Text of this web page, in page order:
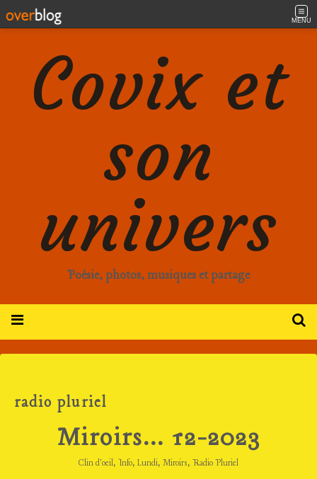
MENU
Covix et
son
univers
Poésie, photos, musiques et partage
radio pluriel
Miroirs... 12-2023
Clin d'oeil, Info, Lundi, Miroirs, Radio Pluriel